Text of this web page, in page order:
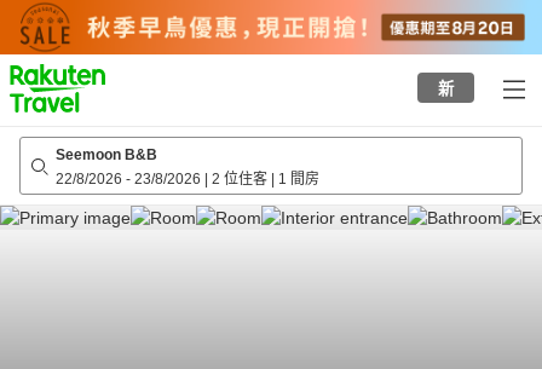
to
top
page
新
Seemoon B&B
22/8/2026 - 23/8/2026 | 2 位住客 | 1 間房